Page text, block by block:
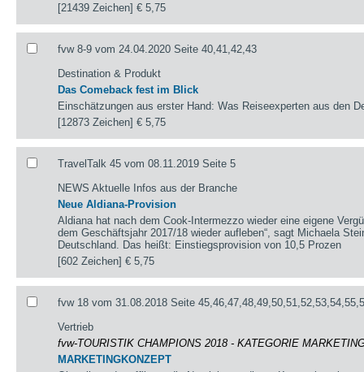
[21439 Zeichen]€ 5,75
fvw 8-9 vom 24.04.2020 Seite 40,41,42,43
Destination & Produkt
Das Comeback fest im Blick
Einschätzungen aus erster Hand: Was Reiseexperten aus den
[12873 Zeichen]€ 5,75
TravelTalk 45 vom 08.11.2019 Seite 5
NEWS Aktuelle Infos aus der Branche
Neue Aldiana-Provision
Aldiana hat nach dem Cook-Intermezzo wieder eine eigene
dem Geschäftsjahr 2017/18 wieder aufleben“, sagt Michaela
Deutschland. Das heißt: Einstiegsprovision von 10,5 Prozen
[602 Zeichen]€ 5,75
fvw 18 vom 31.08.2018 Seite
Vertrieb
fvw-TOURISTIK CHAMPIONS 2018 - KATEGORIE
MARKETINGKONZEPT